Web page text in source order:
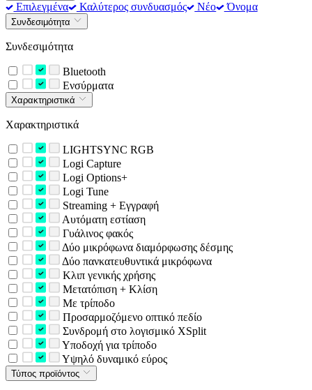
Επιλεγμένα Καλύτερος συνδυασμός Νέο Όνομα
Συνδεσιμότητα
Συνδεσιμότητα
Bluetooth
Ενσύρματα
Χαρακτηριστικά
Χαρακτηριστικά
LIGHTSYNC RGB
Logi Capture
Logi Options+
Logi Tune
Streaming + Εγγραφή
Αυτόματη εστίαση
Γυάλινος φακός
Δύο μικρόφωνα διαμόρφωσης δέσμης
Δύο πανκατευθυντικά μικρόφωνα
Κλιπ γενικής χρήσης
Μετατόπιση + Κλίση
Με τρίποδο
Προσαρμοζόμενο οπτικό πεδίο
Συνδρομή στο λογισμικό XSplit
Υποδοχή για τρίποδο
Υψηλό δυναμικό εύρος
Τύπος προϊόντος